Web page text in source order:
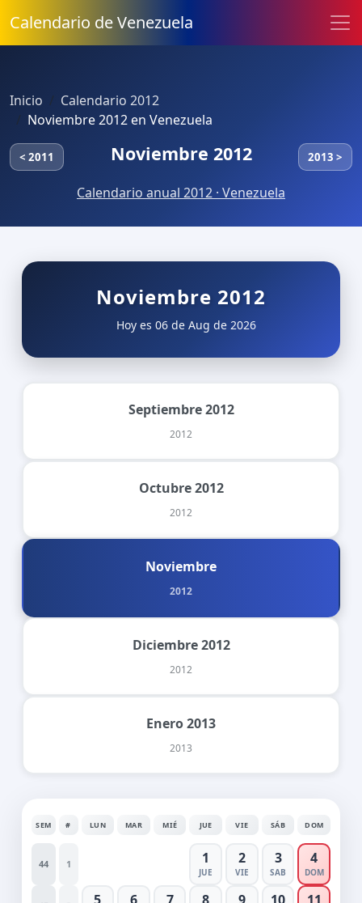
Calendario de Venezuela
Inicio
Calendario 2012
Noviembre 2012 en Venezuela
< 2011 Noviembre 2012 2013 >
Calendario anual 2012 · Venezuela
Noviembre 2012
Hoy es 06 de Aug de 2026
Septiembre 2012
2012
Octubre 2012
2012
Noviembre
2012
Diciembre 2012
2012
Enero 2013
2013
SEM # LUN MAR MIÉ JUE VIE SÁB DOM
44 1 1
JUE
2
VIE
3
SAB
4
DOM